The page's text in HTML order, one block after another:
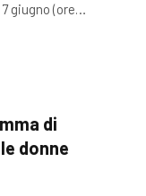
giugno (ore…
di
donne